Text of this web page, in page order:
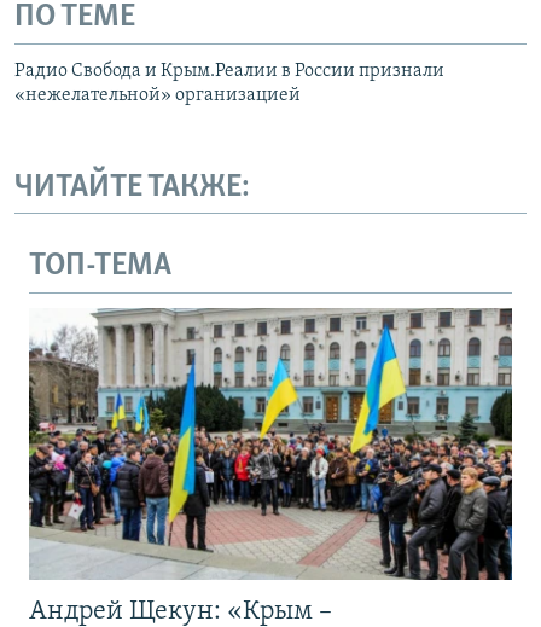
ПО ТЕМЕ
Радио Свобода и Крым.Реалии в России признали
«нежелательной» организацией
ЧИТАЙТЕ ТАКЖЕ:
ТОП-ТЕМА
Андрей Щекун: «Крым –